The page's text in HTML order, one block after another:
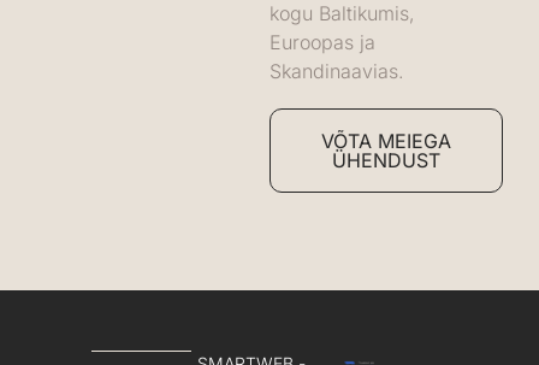
kogu Baltikumis,
Euroopas ja
Skandinaavias.
VÕTA MEIEGA
ÜHENDUST